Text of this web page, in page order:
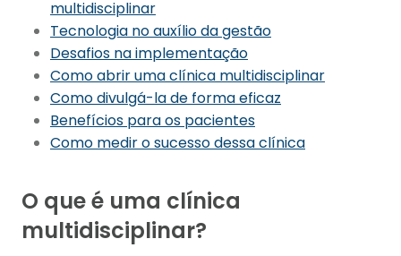
multidisciplinar
Tecnologia no auxílio da gestão
Desafios na implementação
Como abrir uma clínica multidisciplinar
Como divulgá-la de forma eficaz
Benefícios para os pacientes
Como medir o sucesso dessa clínica
O que é uma clínica
multidisciplinar?